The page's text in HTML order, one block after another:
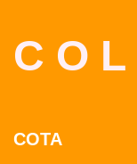
C O
COTA